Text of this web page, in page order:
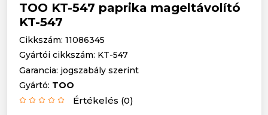
TOO KT-547 paprika mageltávolító
KT-547
Cikkszám: 11086345
Gyártói cikkszám: KT-547
Garancia: jogszabály szerint
Gyártó: TOO
Értékelés (0)